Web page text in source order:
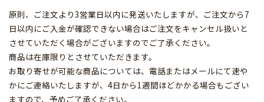
原則、ご注文より3営業日以内に発送いたしますが、ご注文から7
日以内にご入金が確認できない場合はご注文をキャンセル扱いと
させていただく場合がございますのでご了承ください。
商品は在庫限りとさせていただきます。
お取り寄せが可能な商品については、電話またはメールにて速や
かにご連絡いたしますが、4日から1週間ほどかかる場合もござい
ますので、予めご了承ください。